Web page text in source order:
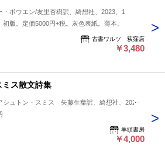
・ボウエン/友里杏樹訳、綺想社、2023、1
初版。定価5000円+税。灰色表紙。薄本。
古書ワルツ 荻窪店
￥3,480
ス散文詩集
シュトン・スミス 矢藤生葉訳、綺想社、2021
羊頭書房
￥4,000